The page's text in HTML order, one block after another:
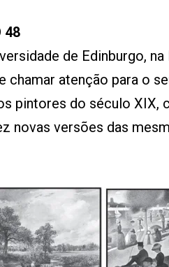
48
de Edinburgo,
chamar atenção para o
pintores do século XIX,
novas versões das